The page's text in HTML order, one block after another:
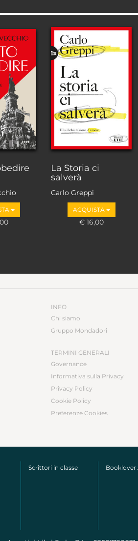
La Storia ci
salverà
Carlo Greppi
ACQUISTA
€ 16,00
INFO
Chi siamo
Gruppo Mondadori
TERMINI GENERALI
Governance
Informativa sulla Privacy
Privacy Policy
Cookie Policy
Preferenze Cookies
Scrittori in classe Booklover